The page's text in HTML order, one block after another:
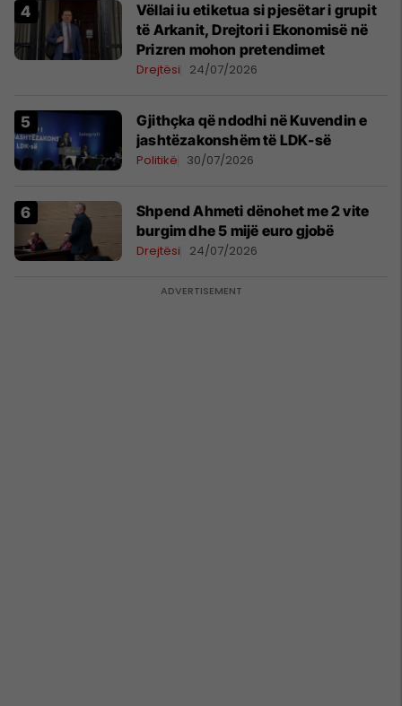
Vëllai iu etiketua si pjesëtar i grupit
të Arkanit, Drejtori i Ekonomisë në
Prizren mohon pretendimet
Drejtësi 24/07/2026
Gjithçka që ndodhi në Kuvendin e
jashtëzakonshëm të LDK-së
Politikë 30/07/2026
Shpend Ahmeti dënohet me 2 vite
burgim dhe 5 mijë euro gjobë
Drejtësi 24/07/2026